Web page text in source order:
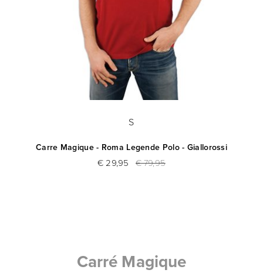
S
Carre Magique - Roma Legende Polo - Giallorossi
€ 29,95 € 79,95
Carré Magique